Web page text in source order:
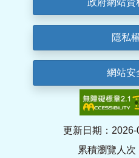
政府網站資
隱私
網站安
更新日期：
累積瀏覽人